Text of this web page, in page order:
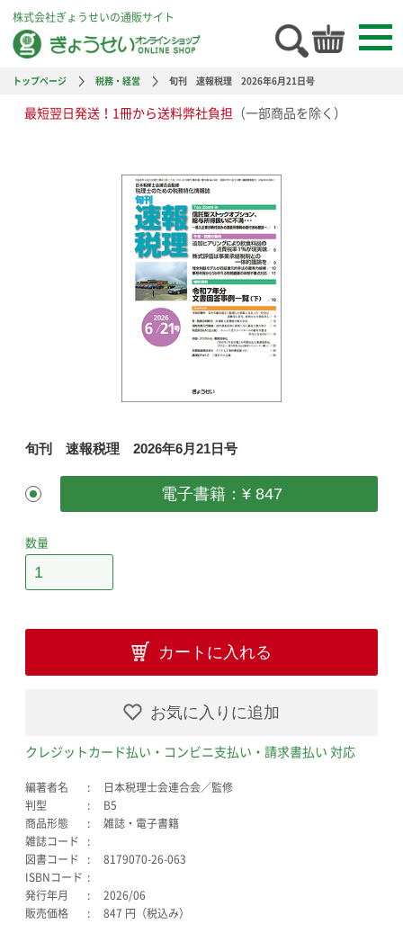
株式会社ぎょうせいの通販サイト
トップページ 税務・経営 旬刊 速報税理 2026年6月21日号
最短翌日発送！1冊から送料弊社負担 （一部商品を除く）
旬刊 速報税理 2026年6月21日号
電子書籍：¥ 847
数量
カートに入れる
お気に入りに追加
クレジットカード払い・コンビニ支払い・請求書払い 対応
編著者名
日本税理士会連合会／監修
判型
B5
商品形態
雑誌・電子書籍
雑誌コード
図書コード
8179070-26-063
ISBNコード
発行年月
2026/06
販売価格
847 円（税込み）